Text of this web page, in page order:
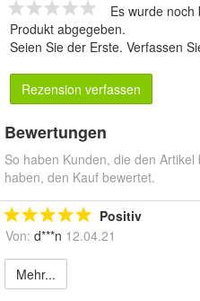
Es wurde
Produkt abgegeben.
Seien Sie der Erste. Verfassen
Rezension verfassen
Bewertungen
So haben Kunden, die den
haben, den Kauf bewertet.
Positiv
Von: d***n 12.04.21
Mehr...